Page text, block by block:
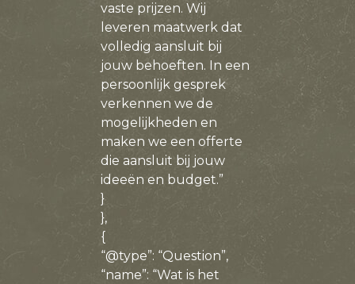
vaste prijzen. Wij
leveren maatwerk dat
volledig aansluit bij
jouw behoeften. In een
persoonlijk gesprek
verkennen we de
mogelijkheden en
maken we een offerte
die aansluit bij jouw
ideeën en budget.”
}
},
{
“@type”: “Question”,
“name”: “Wat is het